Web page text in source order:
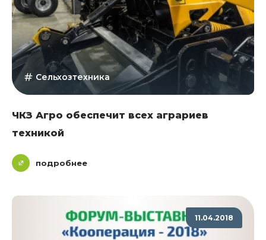
Сельхозтехника
ЧКЗ Агро обеспечит всех аграриев
техникой
подробнее
11.04.2018